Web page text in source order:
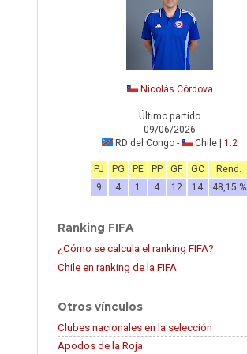
Nicolás Córdova
Último partido
09/06/2026
RD del Congo -
Chile | 1:2
PJ PG PE PP GF GC
Rend.
9
4 1 4 12 14 48,15 %
Ranking FIFA
¿Cómo se calcula el ranking FIFA?
Chile en ranking de la FIFA
Otros vínculos
Clubes nacionales en la selección
Apodos de la Roja